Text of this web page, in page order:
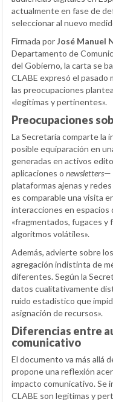
actualmente en fase de
seleccionar al nuevo
Firmada porJosé Manuel
Departamento de
del Gobierno, la carta se
CLABE expresó el pasado
las preocupaciones
«legítimas y pertinentes».
Preocupaciones
La Secretaría comparte la
posible equiparación en
generadas en activos
aplicaciones o newsletters—
plataformas ajenas y
es comparable una visita
interacciones en espacios
«fragmentados, fugaces
algoritmos volátiles».
Además, advierte sobre
agregación indistinta de
diferentes. Según la
datos cualitativamente
ruido estadístico que
asignación de recursos».
Diferencias entre
comunicativo
El documento va más allá
propone una reflexión
impacto comunicativo. Se
CLABE son legítimas y